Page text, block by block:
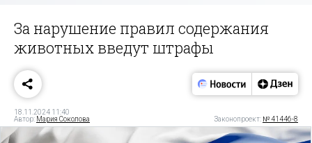
За нарушение правил содержания
животных введут штрафы
18.11.2024 11:40
Автор: Мария Соколова Законопроект: № 41446-8